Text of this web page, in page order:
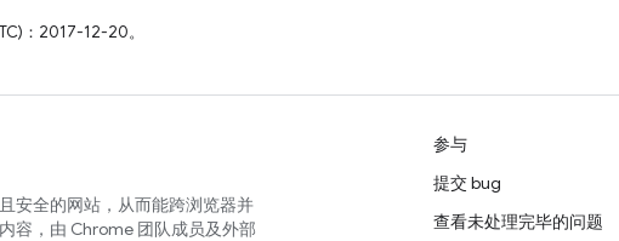
：2017-12-20。
安全的网站，从而能跨浏览器并
容，由 Chrome 团队成员及外部
参与
提交 bug
查看未处理完毕的问题